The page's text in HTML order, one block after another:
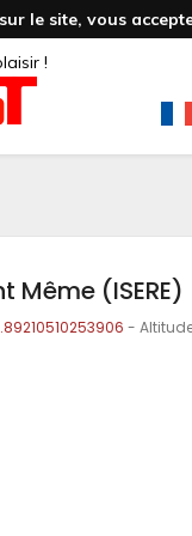
le site, vous
!
Même (ISERE)
-